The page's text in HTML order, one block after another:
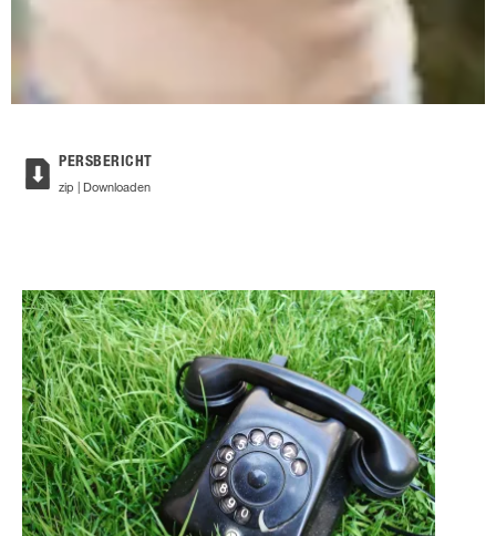
PERSBERICHT
zip | Downloaden